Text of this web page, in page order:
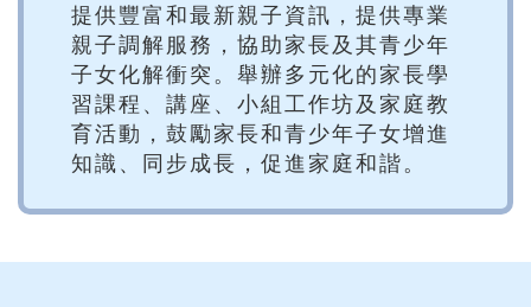
提供豐富和最新親子資訊，提供專業
親子調解服務，協助家長及其青少年
子女化解衝突。舉辦多元化的家長學
習課程、講座、小組工作坊及家庭教
育活動，鼓勵家長和青少年子女增進
知識、同步成長，促進家庭和諧。